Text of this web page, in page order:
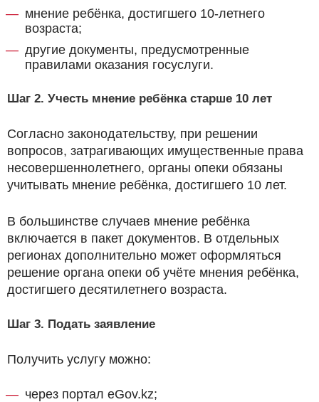
мнение ребёнка, достигшего 10-летнего
возраста;
другие документы, предусмотренные
правилами оказания госуслуги.
Шаг 2. Учесть мнение ребёнка старше 10 лет
Согласно законодательству, при решении
вопросов, затрагивающих имущественные права
несовершеннолетнего, органы опеки обязаны
учитывать мнение ребёнка, достигшего 10 лет.
В большинстве случаев мнение ребёнка
включается в пакет документов. В отдельных
регионах дополнительно может оформляться
решение органа опеки об учёте мнения ребёнка,
достигшего десятилетнего возраста.
Шаг 3. Подать заявление
Получить услугу можно:
через портал eGov.kz;